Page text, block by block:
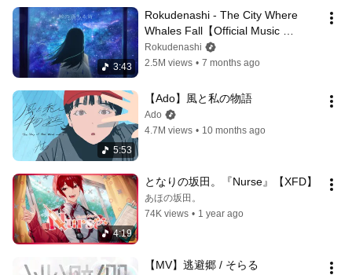
3:43
Rokudenashi - The City Where
Whales Fall【Official Music
Video】
Rokudenashi
2.5M views • 7 months ago
5:53
【Ado】風と私の物語
Ado
4.7M views • 10 months ago
4:19
となりの坂田。『Nurse』【XFD】
あほの坂田。
74K views • 1 year ago
【MV】逃避郷 / そらる